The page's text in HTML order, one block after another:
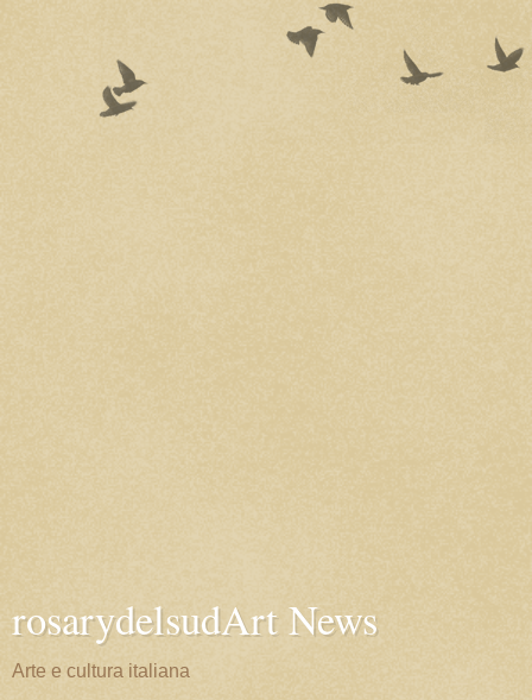
rosarydelsudArt News
Arte e cultura italiana